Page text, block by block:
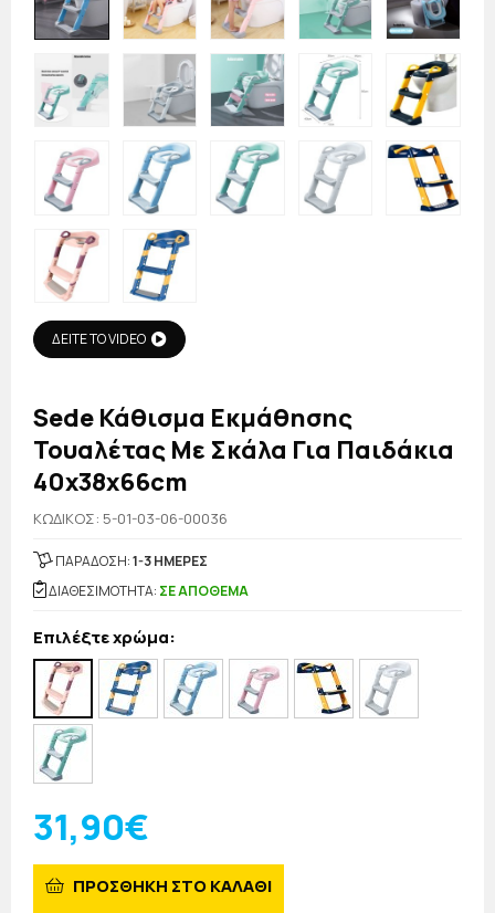
ΔΕΙΤΕ ΤΟ VIDEO
Sede Κάθισμα Εκμάθησης
Τουαλέτας Με Σκάλα Για Παιδάκια
40x38x66cm
KΩΔΙΚΟΣ: 5-01-03-06-00036
ΠΑΡΑΔΟΣΗ:1-3 ΗΜΕΡΕΣ
ΔΙΑΘΕΣΙΜΟΤΗΤΑ: ΣΕ ΑΠΟΘΕΜΑ
Επιλέξτε χρώμα:
31,90€
ΠΡΟΣΘΗΚΗ ΣΤΟ ΚΑΛΑΘΙ